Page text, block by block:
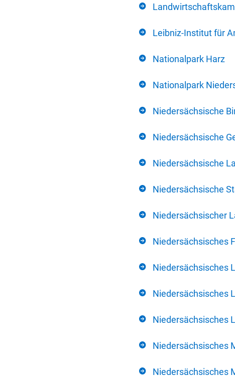
Leibniz-Institut für
Nationalpark Harz
Nationalpark
Niedersächsische
Niedersächsische
Niedersächsische
Niedersächsische
Niedersächsischer
Niedersächsisches
Niedersächsisches
Niedersächsisches
Niedersächsisches
Niedersächsisches
Niedersächsisches